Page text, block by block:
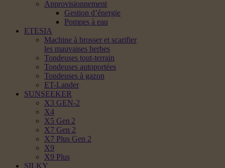
Approvisionnement
Gestion d’énergie
Pompes à eau
ETESIA
Machine à brosser et scarifier
les mauvaises herbes
Tondeuses tout-terrain
Tondeuses autoportées
Tondeuses à gazon
ET-Lander
SUNSEEKER
X3 GEN-2
X4
X5 Gen 2
X7 Gen 2
X7 Plus Gen 2
X9
X9 Plus
SILKY